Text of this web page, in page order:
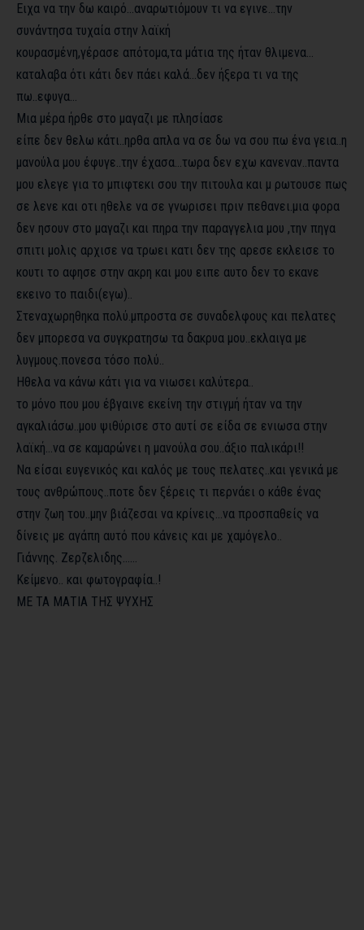
Ειχα να την δω καιρό…αναρωτιόμουν τι να εγινε…την
συνάντησα τυχαία στην λαϊκή
κουρασμένη,γέρασε απότομα,τα μάτια της ήταν θλιμενα…
καταλαβα ότι κάτι δεν πάει καλά…δεν ήξερα τι να της
πω..εφυγα…
Μια μέρα ήρθε στο μαγαζι με πλησίασε
είπε δεν θελω κάτι..ηρθα απλα να σε δω να σου πω ένα γεια..η
μανούλα μου έφυγε..την έχασα…τωρα δεν εχω κανεναν..παντα
μου ελεγε για το μπιφτεκι σου την πιτουλα και μ ρωτουσε πως
σε λενε και οτι ηθελε να σε γνωρισει πριν πεθανει.μια φορα
δεν ησουν στο μαγαζι και πηρα την παραγγελια μου ,την πηγα
σπιτι μολις αρχισε να τρωει κατι δεν της αρεσε εκλεισε το
κουτι το αφησε στην ακρη και μου ειπε αυτο δεν το εκανε
εκεινο το παιδι(εγω)..
Στεναχωρηθηκα πολύ.μπροστα σε συναδελφους και πελατες
δεν μπορεσα να συγκρατησω τα δακρυα μου..εκλαιγα με
λυγμους.πονεσα τόσο πολύ..
Ηθελα να κάνω κάτι για να νιωσει καλύτερα..
το μόνο που μου έβγαινε εκείνη την στιγμή ήταν να την
αγκαλιάσω..μου ψιθύρισε στο αυτί σε είδα σε ενιωσα στην
λαϊκή…να σε καμαρώνει η μανούλα σου..άξιο παλικάρι!!
Να είσαι ευγενικός και καλός με τους πελατες..και γενικά με
τους ανθρώπους..ποτε δεν ξέρεις τι περνάει ο κάθε ένας
στην ζωη του..μην βιάζεσαι να κρίνεις…να προσπαθείς να
δίνεις με αγάπη αυτό που κάνεις και με χαμόγελο..
Γιάννης. Ζερζελιδης……
Κείμενο.. και φωτογραφία..!
ΜΕ ΤΑ ΜΑΤΙΑ ΤΗΣ ΨΥΧΗΣ